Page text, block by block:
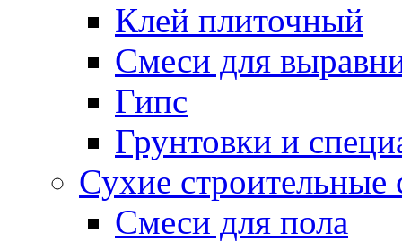
Клей плиточный
Смеси для
Гипс
Грунтовки и
Сухие
Смеси для пола